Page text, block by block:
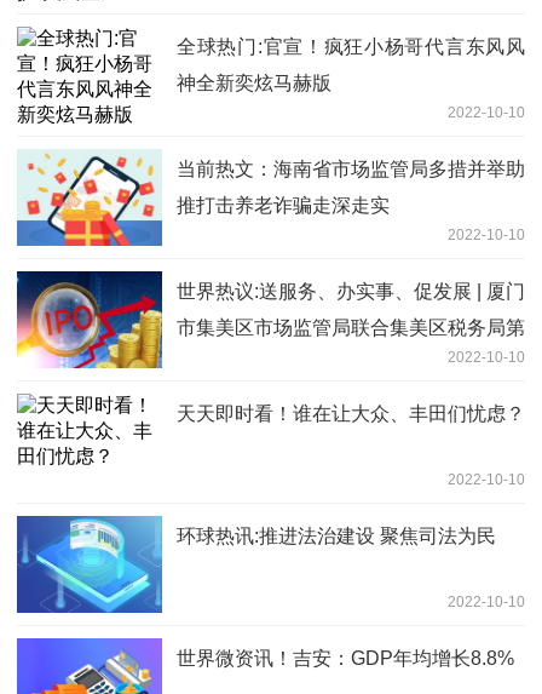
全球热门:官宣！疯狂小杨哥代言东风风
神全新奕炫马赫版
2022-10-10
当前热文：海南省市场监管局多措并举助
推打击养老诈骗走深走实
2022-10-10
世界热议:送服务、办实事、促发展 | 厦门
市集美区市场监管局联合集美区税务局第
一税务所开展“个体工商户服务月”活动
2022-10-10
天天即时看！谁在让大众、丰田们忧虑？
2022-10-10
环球热讯:推进法治建设 聚焦司法为民
2022-10-10
世界微资讯！吉安：GDP年均增长8.8%